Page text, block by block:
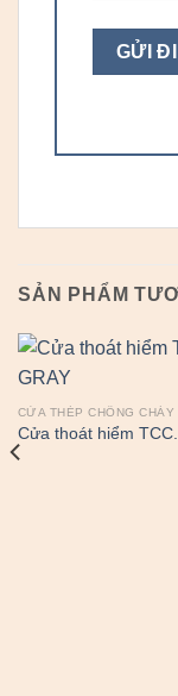
SẢN PHẨM
CỬA THÉP CHỐNG CHÁY
Cửa thoát hiểm